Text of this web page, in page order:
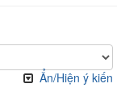
Ẩn/Hiện ý kiến